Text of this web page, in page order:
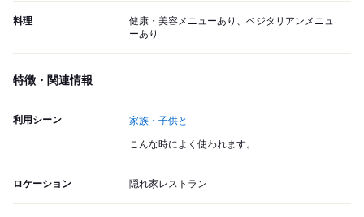
料理
健康・美容メニューあり、ベジタリアンメニュ
ーあり
特徴・関連情報
利用シーン 家族・子供と
こんな時によく使われます。
ロケーション 隠れ家レストラン